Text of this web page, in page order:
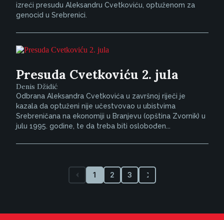
izreći presudu Aleksandru Cvetkoviću, optuženom za
genocid u Srebrenici.
Presuda Cvetkoviću 2. jula
Denis Džidić
Odbrana Aleksandra Cvetkovića u završnoj riječi je
kazala da optuženi nije učestvovao u ubistvima
Srebreničana na ekonomiji u Branjevu (opština Zvornik) u
julu 1995. godine, te da treba biti oslobođen...
1 2 3